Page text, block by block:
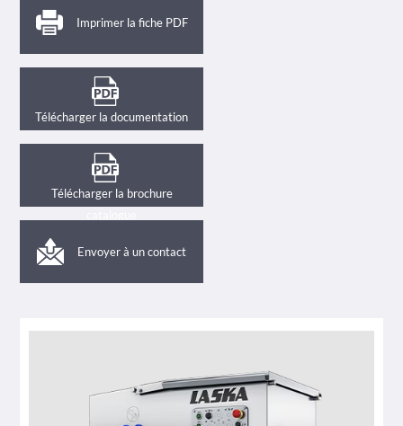
Imprimer la fiche PDF
Télécharger la documentation
Télécharger la brochure
Envoyer à un contact